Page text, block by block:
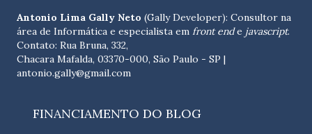
Antonio Lima Gally Neto (Gally Developer): Consultor na
área de Informática e especialista em front ende javascript.
Contato: Rua Bruna, 332,
Chacara Mafalda, 03370-000, São Paulo - SP |
antonio.gally@gmail.com
FINANCIAMENTO DO BLOG